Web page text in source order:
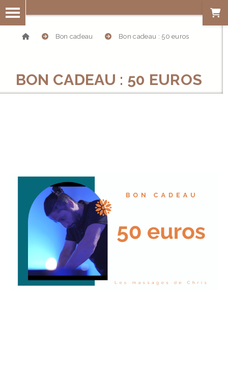
Bon cadeau Bon cadeau : 50 euros
BON CADEAU : 50 EUROS